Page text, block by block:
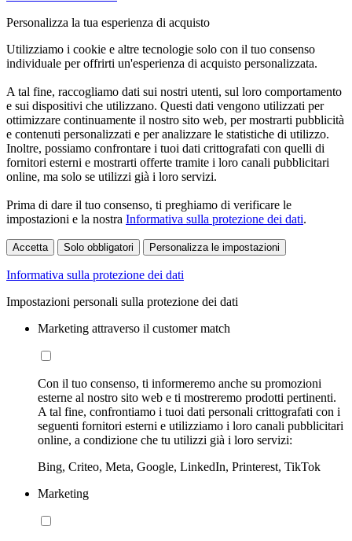
Personalizza la tua esperienza di acquisto
Utilizziamo i cookie e altre tecnologie solo con il tuo consenso
individuale per offrirti un'esperienza di acquisto personalizzata.
A tal fine, raccogliamo dati sui nostri utenti, sul loro comportamento
e sui dispositivi che utilizzano. Questi dati vengono utilizzati per
ottimizzare continuamente il nostro sito web, per mostrarti pubblicità
e contenuti personalizzati e per analizzare le statistiche di utilizzo.
Inoltre, possiamo confrontare i tuoi dati crittografati con quelli di
fornitori esterni e mostrarti offerte tramite i loro canali pubblicitari
online, ma solo se utilizzi già i loro servizi.
Prima di dare il tuo consenso, ti preghiamo di verificare le
impostazioni e la nostra Informativa sulla protezione dei dati.
Accetta Solo obbligatori Personalizza le impostazioni
Informativa sulla protezione dei dati
Impostazioni personali sulla protezione dei dati
Marketing attraverso il customer match
Con il tuo consenso, ti informeremo anche su promozioni
esterne al nostro sito web e ti mostreremo prodotti pertinenti.
A tal fine, confrontiamo i tuoi dati personali crittografati con i
seguenti fornitori esterni e utilizziamo i loro canali pubblicitari
online, a condizione che tu utilizzi già i loro servizi:
Bing, Criteo, Meta, Google, LinkedIn, Printerest, TikTok
Marketing